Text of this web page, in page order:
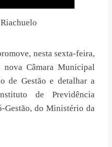
nesta sexta-feira,
Câmara Municipal
de Gestão e detalhar a
de Previdência
Gestão, do Ministério da